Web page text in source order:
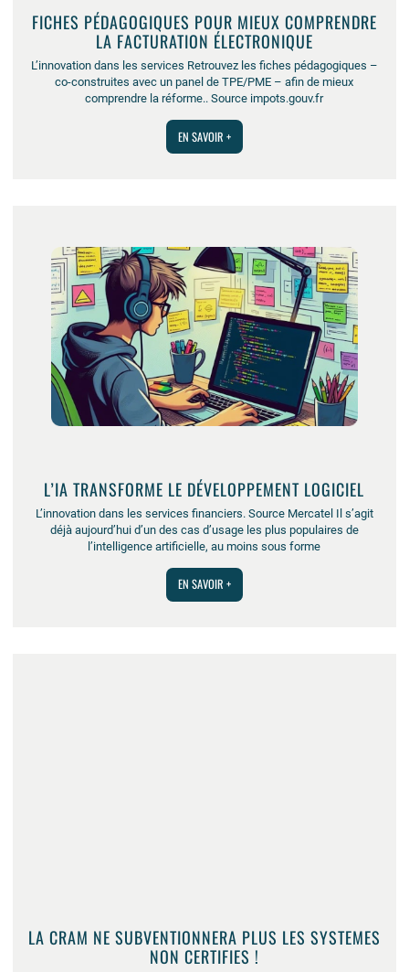
FICHES PÉDAGOGIQUES POUR MIEUX COMPRENDRE
LA FACTURATION ÉLECTRONIQUE
L’innovation dans les services Retrouvez les fiches pédagogiques –
co-construites avec un panel de TPE/PME – afin de mieux
comprendre la réforme.. Source impots.gouv.fr
EN SAVOIR +
L’IA TRANSFORME LE DÉVELOPPEMENT LOGICIEL
L’innovation dans les services financiers. Source Mercatel Il s’agit
déjà aujourd’hui d’un des cas d’usage les plus populaires de
l’intelligence artificielle, au moins sous forme
EN SAVOIR +
LA CRAM NE SUBVENTIONNERA PLUS LES SYSTEMES
NON CERTIFIES !